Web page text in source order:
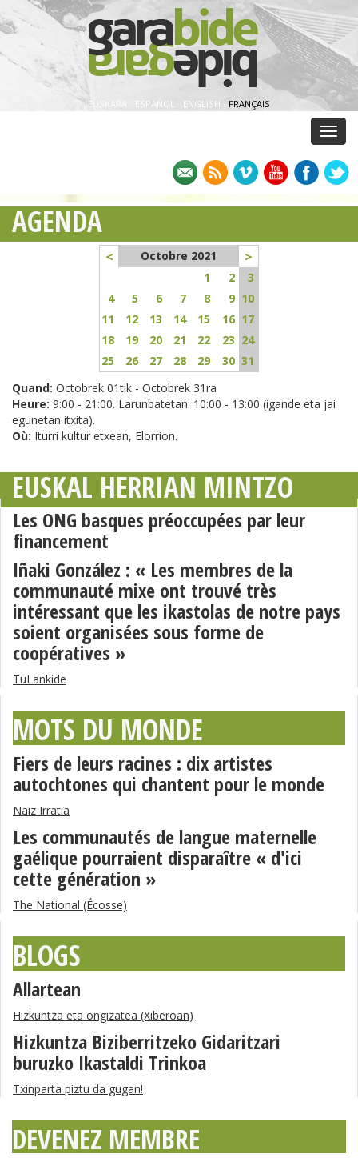
EUSKARA ESPAÑOL · ENGLISH · FRANÇAIS
AGENDA
< Octobre 2021 >
1 2
3
4
5 6 7 8 9 10
11
12 13 14 15 16 17
18
19 20 21 22 23 24
25
26 27 28 29 30 31
Quand: Octobrek 01tik - Octobrek 31ra
Heure: 9:00 - 21:00. Larunbatetan: 10:00 - 13:00 (igande eta jai
egunetan itxita).
Où: Iturri kultur etxean, Elorrion.
EUSKAL HERRIAN MINTZO
Les ONG basques préoccupées par leur
financement
Iñaki González : « Les membres de la
communauté mixe ont trouvé très
intéressant que les ikastolas de notre pays
soient organisées sous forme de
coopératives »
TuLankide
MOTS DU MONDE
Fiers de leurs racines : dix artistes
autochtones qui chantent pour le monde
Naiz Irratia
Les communautés de langue maternelle
gaélique pourraient disparaître « d'ici
cette génération »
The National (Écosse)
BLOGS
Allartean
Hizkuntza eta ongizatea (Xiberoan)
Hizkuntza Biziberritzeko Gidaritzari
buruzko Ikastaldi Trinkoa
Txinparta piztu da gugan!
DEVENEZ MEMBRE